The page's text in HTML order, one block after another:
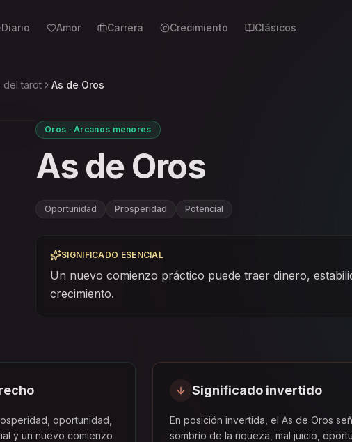
Diario Amor Carrera Crecimiento Clásicos
del tarot As de Oros
Oros · Arcanos menores
As de Oros
Oportunidad Prosperidad Potencial
SIGNIFICADO ESENCIAL
Un nuevo comienzo práctico puede traer dinero,
crecimiento.
oportunidad,
y un nuevo comienzo
Significado invertido
En posición invertida, el As de Oros
sombrío de la riqueza, mal juicio,